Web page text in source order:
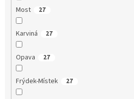
Most 27
Karviná 27
Opava 27
Frýdek-Místek 27